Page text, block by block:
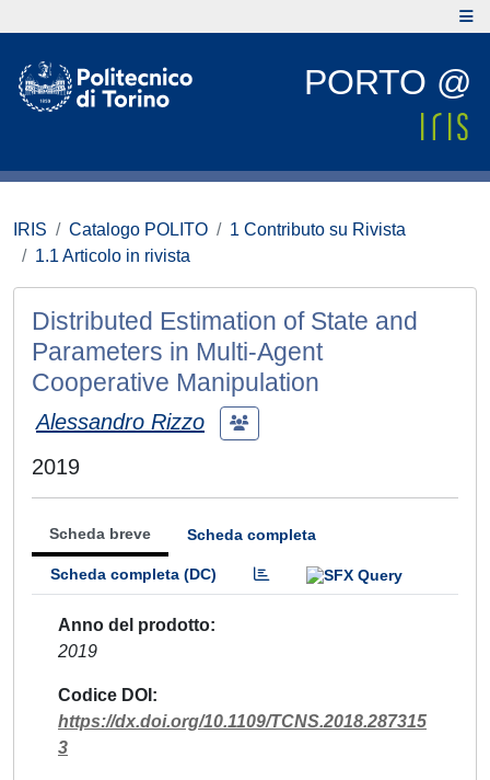
PORTO @
IRIS Catalogo POLITO
1 Contributo su Rivista
1.1 Articolo in rivista
Distributed Estimation of State and
Parameters in Multi-Agent
Cooperative Manipulation
Alessandro Rizzo
2019
Scheda breve Scheda completa
Scheda completa (DC)
Anno del prodotto
2019
Codice DOI
https://dx.doi.org/10.1109/TCNS.2018.287315
3